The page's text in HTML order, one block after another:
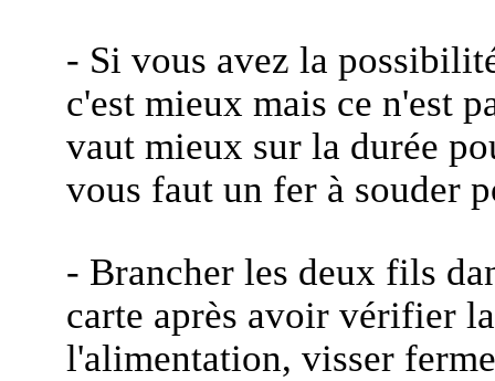
- Si vous avez la
c'est mieux mais ce n'est
vaut mieux sur la durée
vous faut un fer à souder
- Brancher les deux fils
carte après avoir vérifier
l'alimentation, visser